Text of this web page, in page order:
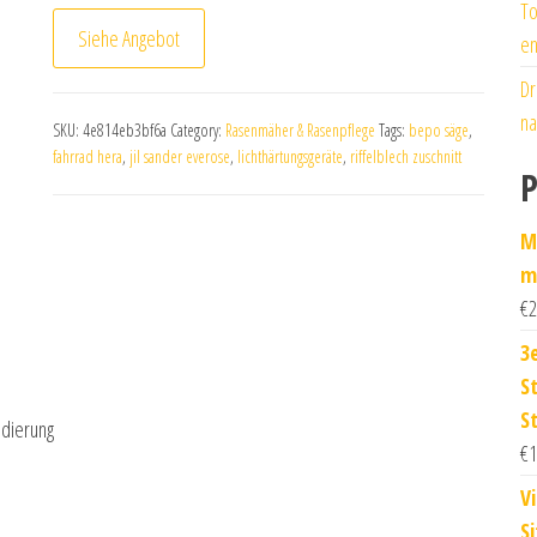
Siehe Angebot
SKU: 4e814eb3bf6a Category: Rasenmäher & Rasenpflege Tags: bepo säge,
fahrrad hera, jil sander everose, lichthärtungsgeräte, riffelblech zuschnitt
€
€